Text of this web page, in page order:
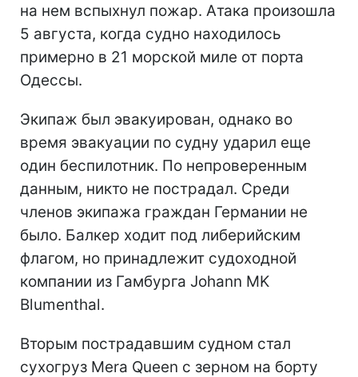
на нем вспыхнул пожар. Атака произошла
5 августа, когда судно находилось
примерно в 21 морской миле от порта
Одессы.
Экипаж был эвакуирован, однако во
время эвакуации по судну ударил еще
один беспилотник. По непроверенным
данным, никто не пострадал. Среди
членов экипажа граждан Германии не
было. Балкер ходит под либерийским
флагом, но принадлежит судоходной
компании из Гамбурга Johann MK
Blumenthal.
Вторым пострадавшим судном стал
сухогруз Mera Queen с зерном на борту